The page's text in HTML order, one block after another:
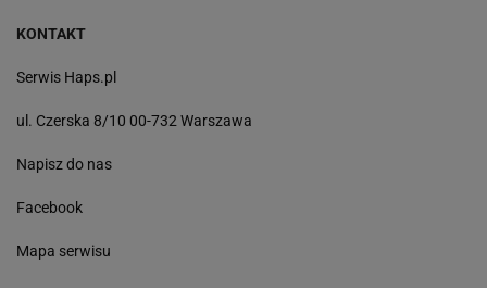
KONTAKT
Serwis Haps.pl
ul. Czerska 8/10 00-732 Warszawa
Napisz do nas
Facebook
Mapa serwisu